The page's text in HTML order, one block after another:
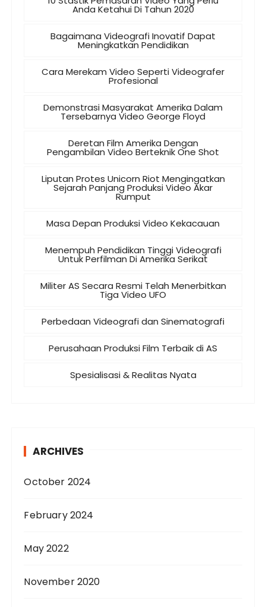
Anda Ketahui Di Tahun 2020
Bagaimana Videografi Inovatif Dapat
Meningkatkan Pendidikan
Cara Merekam Video Seperti Videografer
Profesional
Demonstrasi Masyarakat Amerika Dalam
Tersebarnya Video George Floyd
Deretan Film Amerika Dengan
Pengambilan Video Berteknik One Shot
Liputan Protes Unicorn Riot Mengingatkan
Sejarah Panjang Produksi Video Akar
Rumput
Masa Depan Produksi Video Kekacauan
Menempuh Pendidikan Tinggi Videografi
Untuk Perfilman Di Amerika Serikat
Militer AS Secara Resmi Telah Menerbitkan
Tiga Video UFO
Perbedaan Videografi dan Sinematografi
Perusahaan Produksi Film Terbaik di AS
Spesialisasi & Realitas Nyata
ARCHIVES
October 2024
February 2024
May 2022
November 2020